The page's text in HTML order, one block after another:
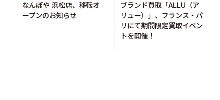
なんぼや 浜松店、移転オ
ープンのお知らせ
ブランド買取「ALLU（ア
リュー）」、フランス・パ
リにて期間限定買取イベン
トを開催！